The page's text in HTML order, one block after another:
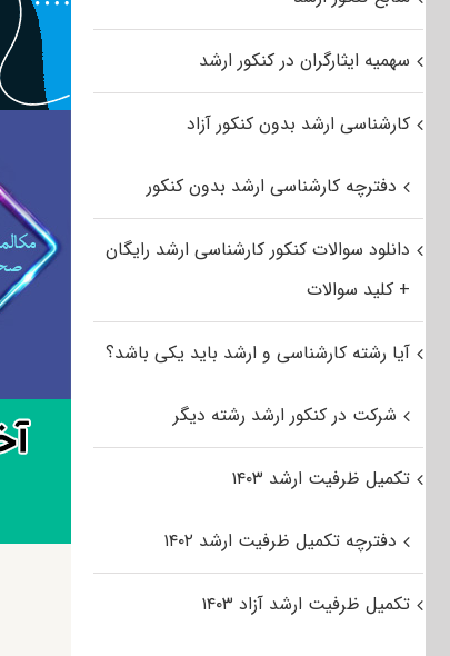
سهمیه ایثارگران در کنکور ارشد
کارشناسی ارشد بدون کنکور آزاد
دفترچه کارشناسی ارشد بدون کنکور
دانلود سوالات کنکور کارشناسی ارشد رایگان
+ کلید سوالات
آیا رشته کارشناسی و ارشد باید یکی باشد؟
شرکت در کنکور ارشد رشته دیگر
تکمیل ظرفیت ارشد ۱۴۰۳
دفترچه تکمیل ظرفیت ارشد ۱۴۰۲
تکمیل ظرفیت ارشد آزاد ۱۴۰۳